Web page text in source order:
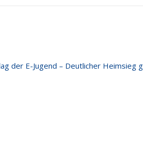
der E-Jugend – Deutlicher Heimsieg